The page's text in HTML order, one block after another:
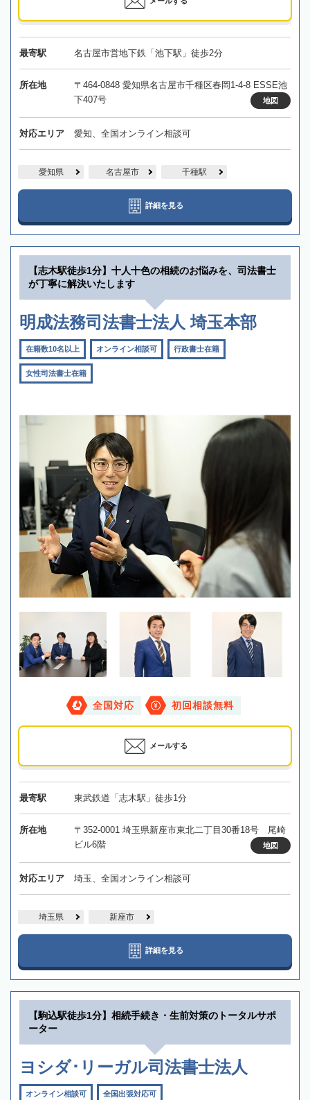
最寄駅 名古屋市営地下鉄「池下駅」徒歩2分
所在地
〒464-0848 愛知県名古屋市千種区春岡1-4-8 ESSE池
下407号
地図
対応エリア 愛知、全国オンライン相談可
愛知県 名古屋市 千種駅
詳細を見る
【志木駅徒歩1分】十人十色の相続のお悩みを、司法書士
が丁寧に解決いたします
明成法務司法書士法人 埼玉本部
在籍数10名以上 オンライン相談可 行政書士在籍
女性司法書士在籍
全国対応 初回相談無料
メールする
最寄駅 東武鉄道「志木駅」徒歩1分
所在地
〒352-0001 埼玉県新座市東北二丁目30番18号 尾崎
ビル6階
地図
対応エリア 埼玉、全国オンライン相談可
埼玉県 新座市
詳細を見る
【駒込駅徒歩1分】相続手続き・生前対策のトータルサポ
ーター
ヨシダ･リーガル司法書士法人
オンライン相談可 全国出張対応可